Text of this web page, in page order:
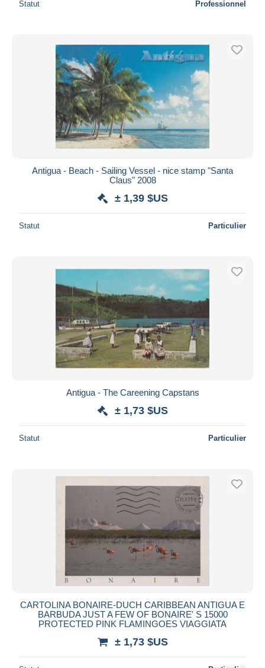
Statut Professionnel
Antigua - Beach - Sailing Vessel - nice stamp "Santa
Claus" 2008
± 1,39 $US
Statut Particulier
Antigua - The Careening Capstans
± 1,73 $US
Statut Particulier
CARTOLINA BONAIRE-DUCH CARIBBEAN ANTIGUA E
BARBUDA JUST A FEW OF BONAIRE' S 15000
PROTECTED PINK FLAMINGOES VIAGGIATA
± 1,73 $US